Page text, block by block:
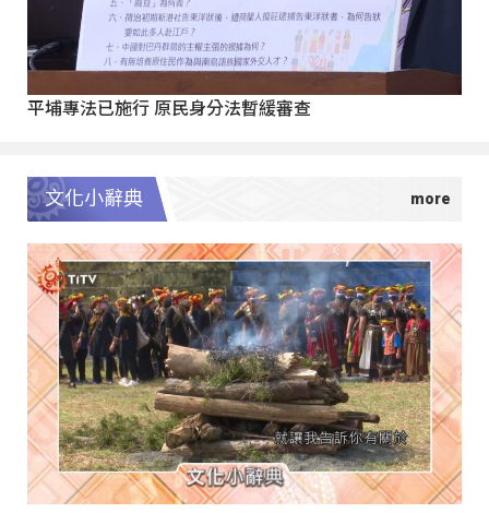
平埔專法已施行 原民身分法暫緩審查
文化小辭典